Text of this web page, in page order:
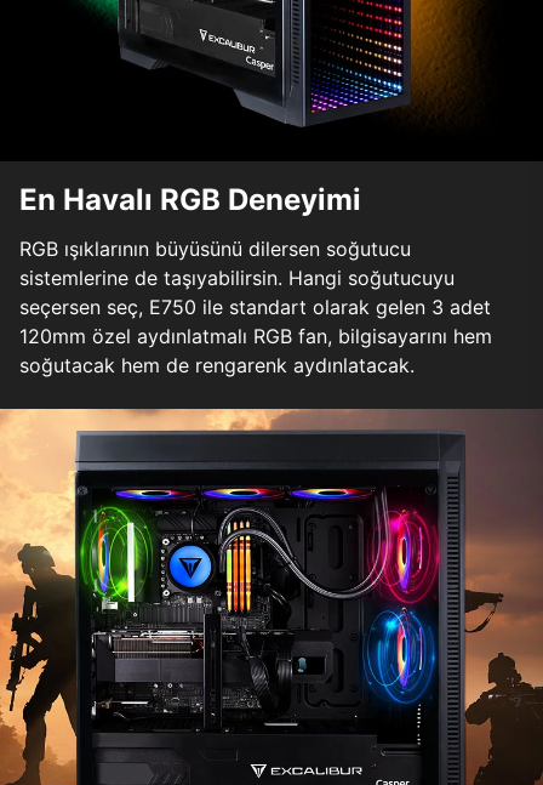
En Havalı RGB Deneyimi
RGB ışıklarının büyüsünü dilersen soğutucu
sistemlerine de taşıyabilirsin. Hangi soğutucuyu
seçersen seç, E750 ile standart olarak gelen 3 adet
120mm özel aydınlatmalı RGB fan, bilgisayarını hem
soğutacak hem de rengarenk aydınlatacak.